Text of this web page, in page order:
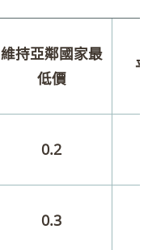
維持亞鄰國家最
低價
0.2
0.3